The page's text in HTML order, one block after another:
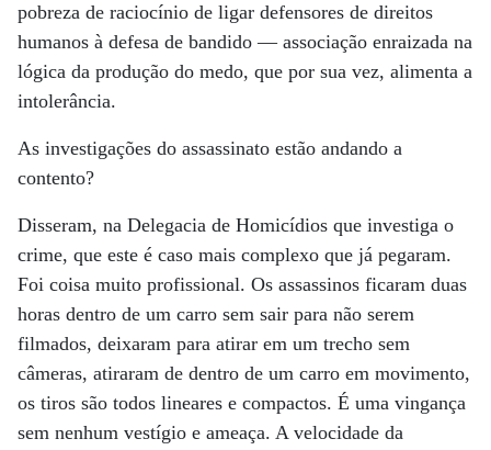
pobreza de raciocínio de ligar defensores de direitos
humanos à defesa de bandido — associação enraizada na
lógica da produção do medo, que por sua vez, alimenta a
intolerância.
As investigações do assassinato estão andando a
contento?
Disseram, na Delegacia de Homicídios que investiga o
crime, que este é caso mais complexo que já pegaram.
Foi coisa muito profissional. Os assassinos ficaram duas
horas dentro de um carro sem sair para não serem
filmados, deixaram para atirar em um trecho sem
câmeras, atiraram de dentro de um carro em movimento,
os tiros são todos lineares e compactos. É uma vingança
sem nenhum vestígio e ameaça. A velocidade da